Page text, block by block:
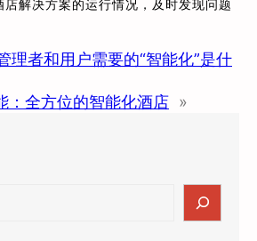
店解决方案的运行情况，及时发现问题
理者和用户需要的“智能化”是什
：全方位的智能化酒店 »